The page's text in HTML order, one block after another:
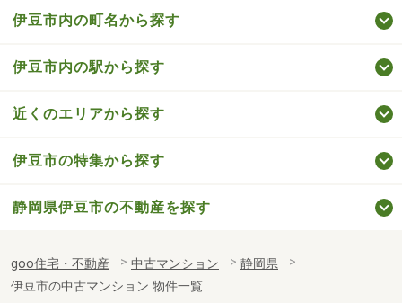
伊豆市内の町名から探す
伊豆市内の駅から探す
近くのエリアから探す
伊豆市の特集から探す
静岡県伊豆市の不動産を探す
goo住宅・不動産 中古マンション
静岡県
伊豆市の中古マンション 物件一覧